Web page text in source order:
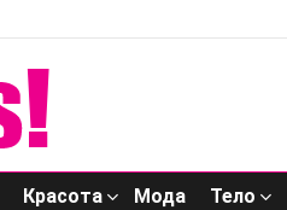
Красота Мода Тело